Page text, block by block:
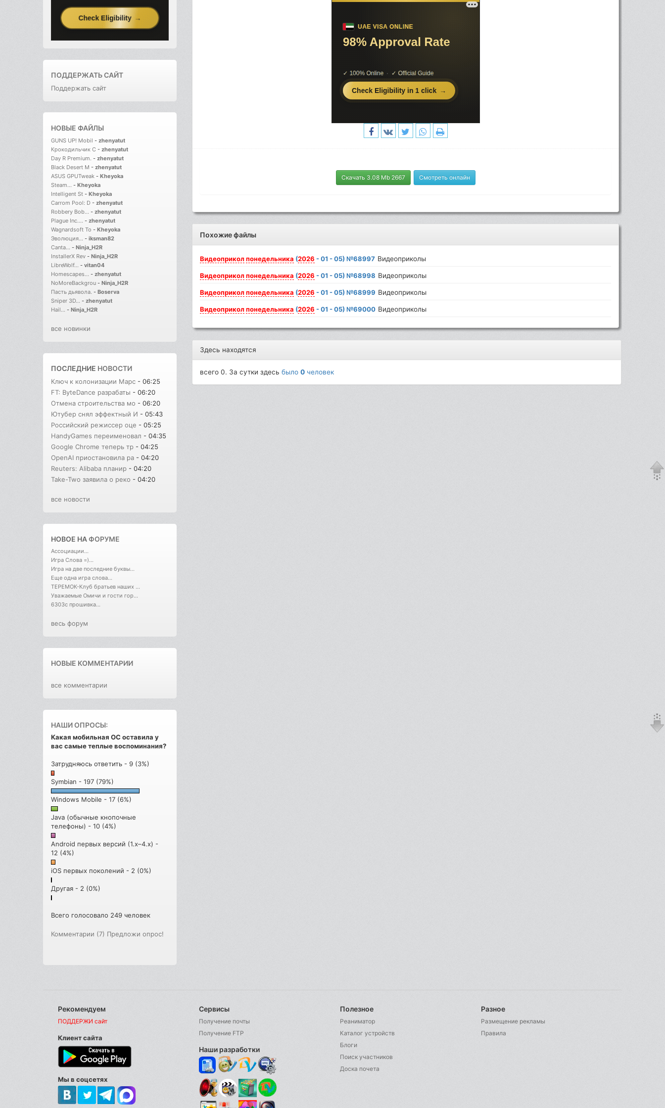
ПОДДЕРЖАТЬ САЙТ
Поддержать сайт
НОВЫЕ ФАЙЛЫ
GUNS UP! Mobil - zhenyatut
Крокодильчик С - zhenyatut
Day R Premium. - zhenyatut
Black Desert M - zhenyatut
ASUS GPUTweak - Kheyoka
Steam... - Kheyoka
Intelligent St - Kheyoka
Carrom Pool: D - zhenyatut
Robbery Bob... - zhenyatut
Plague Inc.... - zhenyatut
Wagnardsoft To - Kheyoka
Эволюция... - iksman82
Canta... - Ninja_H2R
InstallerX Rev - Ninja_H2R
LibreWolf... - vitan04
Homescapes... - zhenyatut
NoMoreBackgrou - Ninja_H2R
Пасть дьявола. - Boserva
Sniper 3D... - zhenyatut
Hail... - Ninja_H2R
все новинки
ПОСЛЕДНИЕ НОВОСТИ
Ключ к колонизации Марс - 06:25
FT: ByteDance разрабаты - 06:20
Отмена строительства мо - 06:20
Ютубер снял эффектный И - 05:43
Российский режиссер оце - 05:25
HandyGames переименовал - 04:35
Google Chrome теперь тр - 04:25
OpenAI приостановила ра - 04:20
Reuters: Alibaba планир - 04:20
Take-Two заявила о реко - 04:20
все новости
НОВОЕ НАФОРУМЕ
Ассоциации...
Игра Слова =)...
Игра на две последние буквы...
Еще одна игра слова...
ТЕРЕМОК-Клуб братьев наших ...
Уважаемые Омичи и гости гор...
6303с прошивка...
весь форум
НОВЫЕ КОММЕНТАРИИ
все комментарии
НАШИ ОПРОСЫ:
Какая мобильная ОС оставила у
вас самые теплые воспоминания?
Затрудняюсь ответить - 9 (3%)
Symbian - 197 (79%)
Windows Mobile - 17 (6%)
Java (обычные кнопочные
телефоны) - 10 (4%)
Android первых версий (1.x–4.x) -
12 (4%)
iOS первых поколений - 2 (0%)
Другая - 2 (0%)
Всего голосовало 249 человек
Комментарии (7) Предложи опрос!
Скачать 3.08 Mb 2667 Смотреть онлайн
Похожие файлы
Видеоприколпонедельника (2026 - 01 - 05) №68997 Видеоприколы
Видеоприколпонедельника (2026 - 01 - 05) №68998 Видеоприколы
Видеоприколпонедельника (2026 - 01 - 05) №68999 Видеоприколы
Видеоприколпонедельника (2026 - 01 - 05) №69000 Видеоприколы
Здесь находятся
всего 0. За сутки здесьбыло0 человек
Рекомендуем
ПОДДЕРЖИ сайт
Клиент сайта
Мы в соцсетях
Сервисы
Получение почты
Получение FTP
Наши разработки
Полезное
Реаниматор
Каталог устройств
Блоги
Поиск участников
Доска почета
Разное
Размещение рекламы
Правила